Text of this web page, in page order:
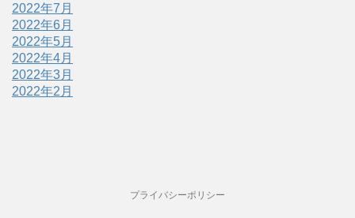
2022年7月
2022年6月
2022年5月
2022年4月
2022年3月
2022年2月
プライバシーポリシー